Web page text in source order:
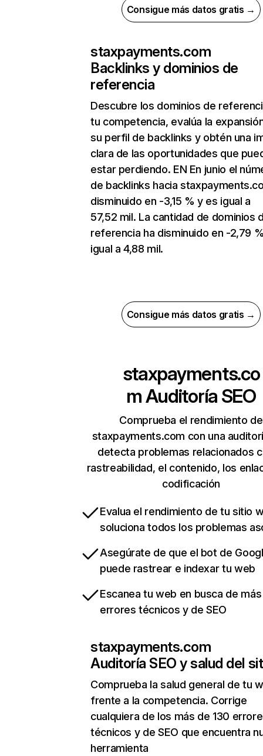
Consigue más datos gratis →
staxpayments.com
Backlinks y dominios de
referencia
Descubre los dominios de
tu competencia, evalúa la
su perfil de backlinks y obtén una
clara de las oportunidades que
estar perdiendo. EN En junio el
de backlinks hacia
disminuido en -3,15 % y es igual a
57,52 mil. La cantidad de dominios
referencia ha disminuido en -2,79
igual a 4,88 mil.
Consigue más datos gratis →
staxpayments.co
mAuditoría SEO
Comprueba el rendimiento de
staxpayments.com con una
detecta problemas relacionados
rastreabilidad, el contenido, los
codificación
Evalua el rendimiento de tu sitio
soluciona todos los problemas
Asegúrate de que el bot de
puede rastrear e indexar tu web
Escanea tu web en busca de
errores técnicos y de SEO
staxpayments.com
Auditoría SEO y salud del
Comprueba la salud general de tu
frente a la competencia. Corrige
cualquiera de los más de 130
técnicos y de SEO que encuentra
herramienta